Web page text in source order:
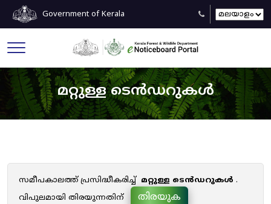
Government of Kerala
മറ്റുള്ള ടെൻഡറുകൾ
സമീപകാലത്ത് പ്രസിദ്ധീകരിച്ച് മറ്റുള്ള ടെൻഡറുകൾ .
വിപുലമായി തിരയുന്നതിന്
തിരയുക